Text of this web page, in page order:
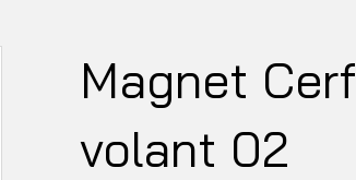
Magnet Cerf
volant 02